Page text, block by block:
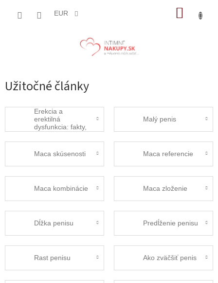
EUR
Užitočné články
Erekcia a
erektilná
dysfunkcia: fakty,
tým
Malý penis
Maca skúsenosti Maca referencie
Maca kombinácie Maca zloženie
Dĺžka penisu Predĺženie penisu
Rast penisu Ako zväčšiť penis